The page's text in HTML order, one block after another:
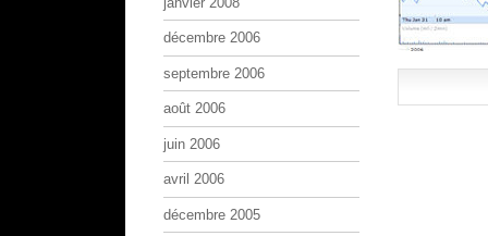
décembre 2006
septembre 2006
août 2006
juin 2006
avril 2006
décembre 2005